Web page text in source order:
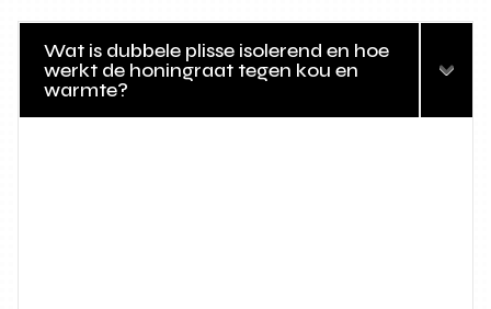
Wat is dubbele plisse isolerend en hoe
werkt de honingraat tegen kou en
warmte?